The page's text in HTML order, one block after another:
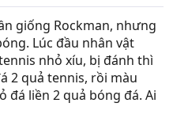
giống Rockman, nhưng
Lúc đầu nhân vật
nhỏ xíu, bị đánh thì
2 quả tennis, rồi màu
đá liền 2 quả bóng đá. Ai